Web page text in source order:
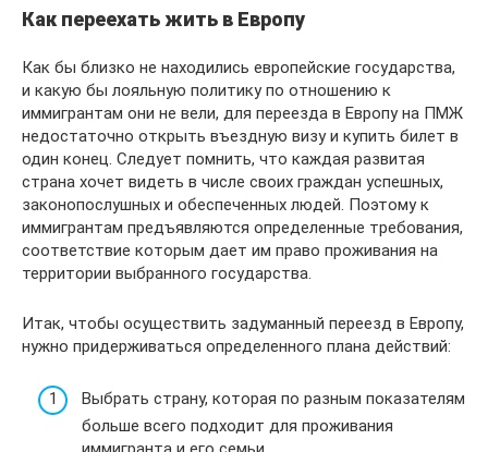
Как переехать жить в Европу
Как бы близко не находились европейские государства,
и какую бы лояльную политику по отношению к
иммигрантам они не вели, для переезда в Европу на ПМЖ
недостаточно открыть въездную визу и купить билет в
один конец. Следует помнить, что каждая развитая
страна хочет видеть в числе своих граждан успешных,
законопослушных и обеспеченных людей. Поэтому к
иммигрантам предъявляются определенные требования,
соответствие которым дает им право проживания на
территории выбранного государства.
Итак, чтобы осуществить задуманный переезд в Европу,
нужно придерживаться определенного плана действий:
Выбрать страну, которая по разным показателям
больше всего подходит для проживания